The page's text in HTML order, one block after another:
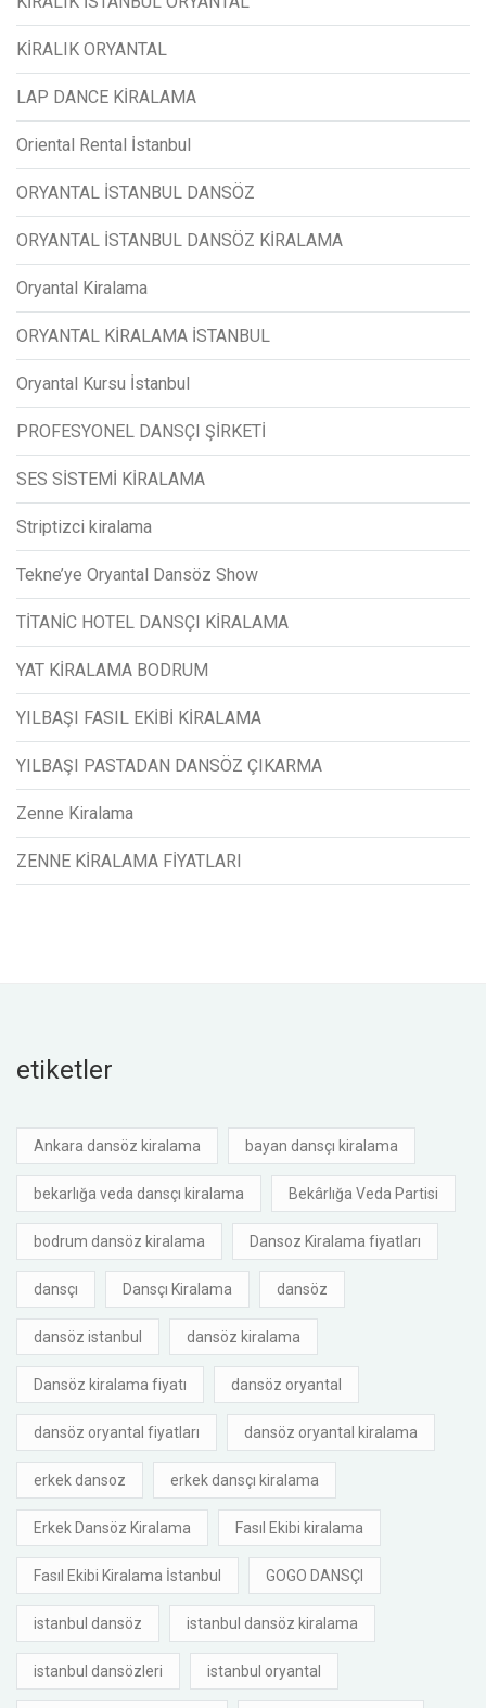
KİRALIK ORYANTAL
LAP DANCE KİRALAMA
Oriental Rental İstanbul
ORYANTAL İSTANBUL DANSÖZ
ORYANTAL İSTANBUL DANSÖZ KİRALAMA
Oryantal Kiralama
ORYANTAL KİRALAMA İSTANBUL
Oryantal Kursu İstanbul
PROFESYONEL DANSÇI ŞİRKETİ
SES SİSTEMİ KİRALAMA
Striptizci kiralama
Tekne’ye Oryantal Dansöz Show
TİTANİC HOTEL DANSÇI KİRALAMA
YAT KİRALAMA BODRUM
YILBAŞI FASIL EKİBİ KİRALAMA
YILBAŞI PASTADAN DANSÖZ ÇIKARMA
Zenne Kiralama
ZENNE KİRALAMA FİYATLARI
etiketler
Ankara dansöz kiralama bayan dansçı kiralama
bekarlığa veda dansçı kiralama Bekârlığa Veda Partisi
bodrum dansöz kiralama Dansoz Kiralama fiyatları
dansçı Dansçı Kiralama dansöz
dansöz istanbul dansöz kiralama
Dansöz kiralama fiyatı dansöz oryantal
dansöz oryantal fiyatları dansöz oryantal kiralama
erkek dansoz erkek dansçı kiralama
Erkek Dansöz Kiralama Fasıl Ekibi kiralama
Fasıl Ekibi Kiralama İstanbul GOGO DANSÇI
istanbul dansöz istanbul dansöz kiralama
istanbul dansözleri istanbul oryantal